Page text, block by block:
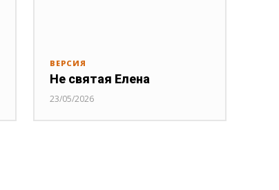
ВЕРСИЯ
Не святая Елена
23/05/2026